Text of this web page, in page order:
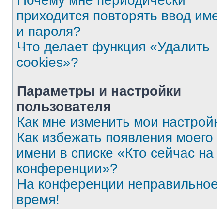
приходится повторять ввод
и пароля?
Что делает функция «Удалить
cookies»?
Параметры и настройки
пользователя
Как мне изменить мои
Как избежать появления моего
имени в списке «Кто сейчас на
конференции»?
На конференции
время!